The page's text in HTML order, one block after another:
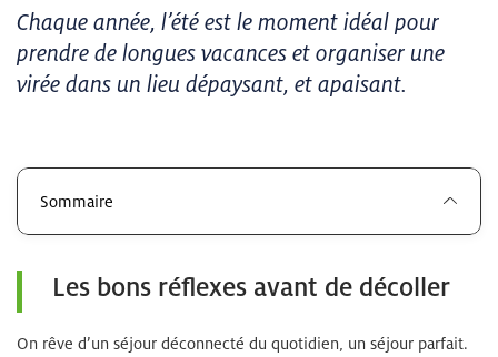
Chaque année, l’été est le moment idéal pour
prendre de longues vacances et organiser une
virée dans un lieu dépaysant, et apaisant.
Sommaire
Les bons réflexes avant de décoller
On rêve d’un séjour déconnecté du quotidien, un séjour parfait.